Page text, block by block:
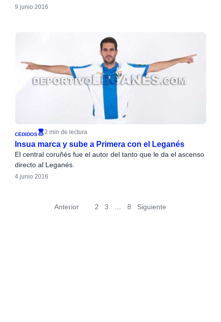
9 junio 2016
CEDIDOS 2 min de lectura
Insua marca y sube a Primera con el Leganés
El central coruñés fue el autor del tanto que le da el ascenso
directo al Leganés.
4 junio 2016
Anterior 2 3 8 Siguiente